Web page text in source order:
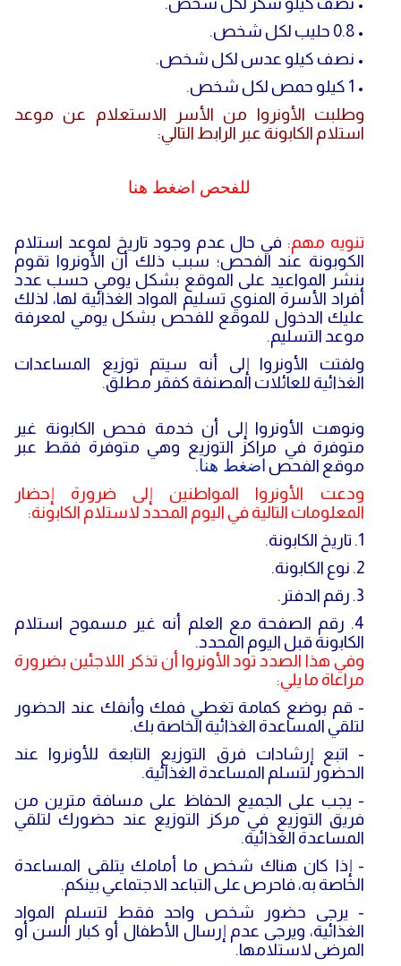
• 0.8 حليب لكل شخص.
• نصف كيلو عدس لكل شخص.
• 1 كيلو حمص لكل شخص.
وطلبت الأونروا من الأسر الاستعلام عن موعد
استلام الكابونة عبر الرابط التالي:
للفحص اضغط هنا
تنويه مهم: في حال عدم وجود تاريخ لموعد استلام
الكوبونة عند الفحص؛ سبب ذلك أن الأونروا تقوم
بنشر المواعيد على الموقع بشكل يومي حسب عدد
أفراد الأسرة المنوي تسليم المواد الغذائية لها، لذلك
عليك الدخول للموقع للفحص بشكل يومي لمعرفة
موعد التسليم.
ولفتت الأونروا إلى أنه سيتم توزيع المساعدات
الغذائية للعائلات المصنفة كفقر مطلق.
ونوهت الأونروا إلى أن خدمة فحص الكابونة غير
متوفرة في مراكز التوزيع وهي متوفرة فقط عبر
موقع الفحص اضغط هنا.
ودعت الأونروا المواطنين إلى ضرورة إحضار
المعلومات التالية في اليوم المحدد لاستلام الكابونة:
1. تاريخ الكابونة.
2. نوع الكابونة.
3. رقم الدفتر.
4. رقم الصفحة مع العلم أنه غير مسموح استلام
الكابونة قبل اليوم المحدد.
وفي هذا الصدد تود الأونروا أن تذكر اللاجئين بضرورة
مراعاة ما يلي:
- قم بوضع كمامة تغطي فمك وأنفك عند الحضور
لتلقي المساعدة الغذائية الخاصة بك.
- اتبع إرشادات فرق التوزيع التابعة للأونروا عند
الحضور لتسلم المساعدة الغذائية.
- يجب على الجميع الحفاظ على مسافة مترين من
فريق التوزيع في مركز التوزيع عند حضورك لتلقي
المساعدة الغذائية.
- إذا كان هناك شخص ما أمامك يتلقى المساعدة
الخاصة به، فاحرص على التباعد الاجتماعي بينكم.
- يرجى حضور شخص واحد فقط لتسلم المواد
الغذائية، ويرجى عدم إرسال الأطفال أو كبار السن أو
المرضى لاستلامها.